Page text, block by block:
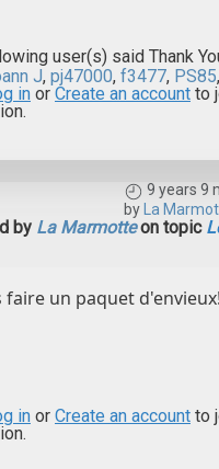
user(s) said Thank
J, pj47000, f3477, PS85,
in or Create an account to
9 years 9
byLa
by La Marmotteon topic
faire un paquet d'envieux!
in or Create an account to